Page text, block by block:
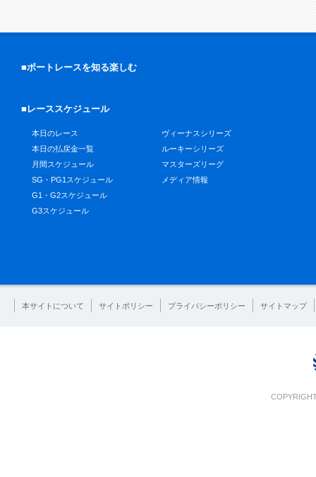
■ボートレースを知る楽しむ
■レーススケジュール
本日のレース
本日の払戻金一覧
月間スケジュール
SG・PG1スケジュール
G1・G2スケジュール
G3スケジュール
ヴィーナスシリーズ
ルーキーシリーズ
マスターズリーグ
メディア情報
本サイトについて サイトポリシー プライバシーポリシー サイトマップ